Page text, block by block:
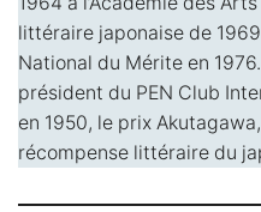
littéraire japonaise de
National du Mérite en
président du PEN Club
en 1950, le prix
récompense littéraire du